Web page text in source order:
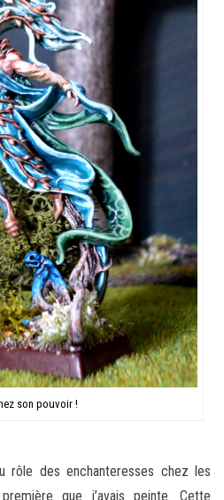
son pouvoir !
rôle des enchanteresses chez les
que j’avais peinte. Cette